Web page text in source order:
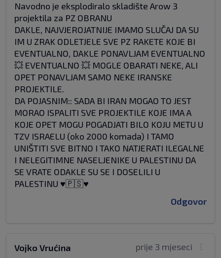
Navodno je eksplodiralo skladište Arow 3
projektila za PZ OBRANU
DAKLE, NAJVJEROJATNIJE IMAMO SLUČAJ DA SU
IM U ZRAK ODLETJELE SVE PZ RAKETE KOJE BI
EVENTUALNO, DAKLE PONAVLJAM EVENTUALNO
💥 EVENTUALNO 💥 MOGLE OBARATI NEKE, ALI
OPET PONAVLJAM SAMO NEKE IRANSKE
PROJEKTILE.
DA POJASNIM:: SADA BI IRAN MOGAO TO JEST
MORAO ISPALITI SVE PROJEKTILE KOJE IMA A
KOJE OPET MOGU POGADJATI BILO KOJU METU U
TZV ISRAELU (oko 2000 komada) I TAMO
UNIŠTITI SVE BITNO I TAKO NATJERATI ILEGALNE
I NELEGITIMNE NASELJENIKE U PALESTINU DA
SE VRATE ODAKLE SU SE I DOSELILI U
PALESTINU ♥️🇵🇸♥️
Odgovor
prije 3 mjeseci
Vojko Vrućina